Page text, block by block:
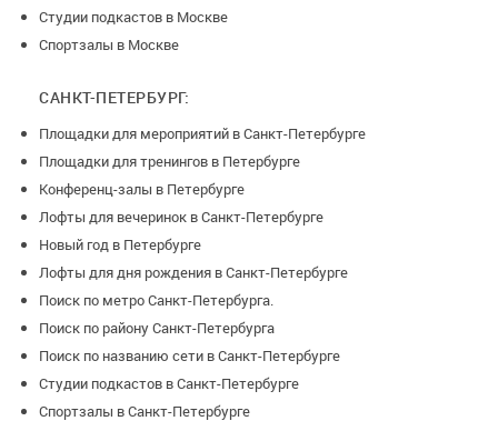
Студии подкастов в Москве
Спортзалы в Москве
САНКТ-ПЕТЕРБУРГ:
Площадки для мероприятий в Санкт-Петербурге
Площадки для тренингов в Петербурге
Конференц-залы в Петербурге
Лофты для вечеринок в Санкт-Петербурге
Новый год в Петербурге
Лофты для дня рождения в Санкт-Петербурге
Поиск по метро Санкт-Петербурга.
Поиск по району Санкт-Петербурга
Поиск по названию сети в Санкт-Петербурге
Студии подкастов в Санкт-Петербурге
Спортзалы в Санкт-Петербурге